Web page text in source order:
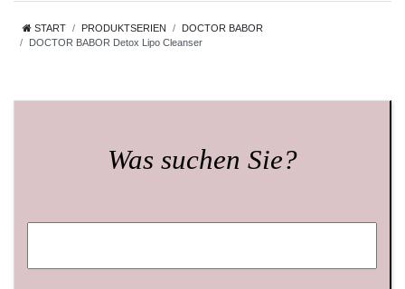
START PRODUKTSERIEN
DOCTOR BABOR
DOCTOR BABOR Detox Lipo Cleanser
Was suchen Sie?